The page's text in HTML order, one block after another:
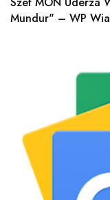
Mundur" – WP